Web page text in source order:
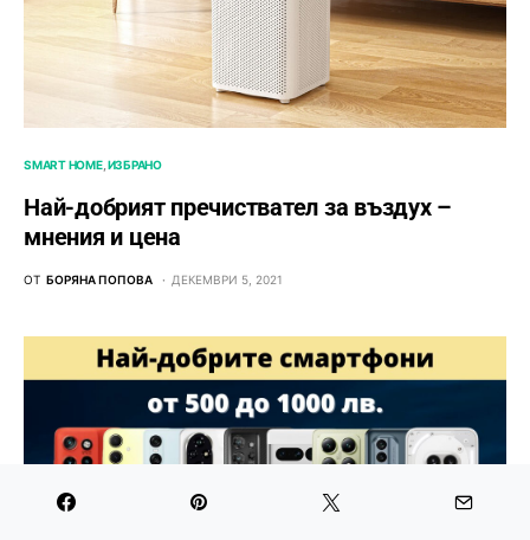
SMART HOME ИЗБРАНО
Най-добрият пречиствател за въздух –
мнения и цена
ОТ БОРЯНА ПОПОВА ДЕКЕМВРИ 5, 2021